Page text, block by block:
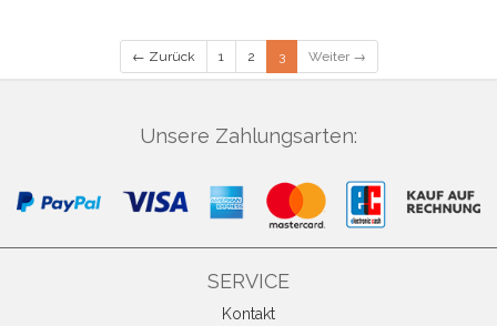
← Zurück 1 2 3 Weiter →
Unsere Zahlungsarten:
SERVICE
Kontakt